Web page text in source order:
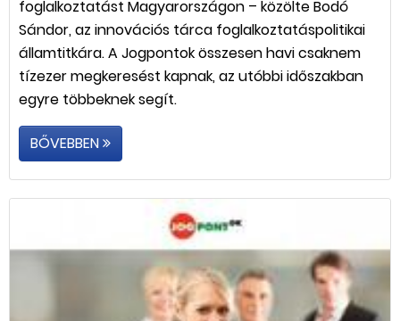
foglalkoztatást Magyarországon – közölte Bodó
Sándor, az innovációs tárca foglalkoztatáspolitikai
államtitkára. A Jogpontok összesen havi csaknem
tízezer megkeresést kapnak, az utóbbi időszakban
egyre többeknek segít.
BŐVEBBEN